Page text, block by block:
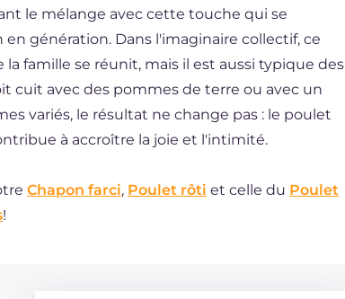
le mélange avec cette touche qui se
génération. Dans l'imaginaire collectif, ce
famille se réunit, mais il est aussi typique des
cuit avec des pommes de terre ou avec un
variés, le résultat ne change pas : le poulet
à accroître la joie et l'intimité.
Chapon farci, Poulet rôti et celle du Poulet
!